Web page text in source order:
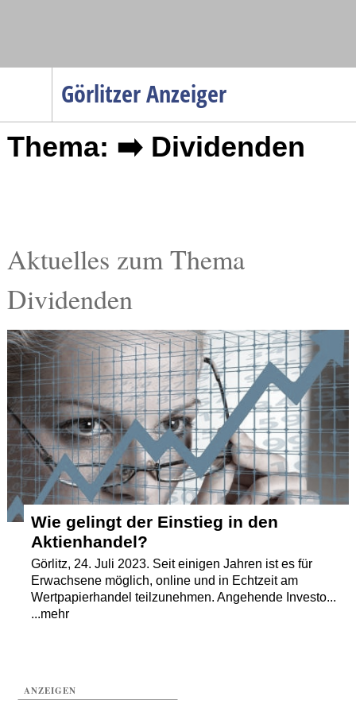
Görlitzer Anzeiger
Menüpunkte
Startseite
Verkehr
Gesundheit
Sport
Termine
Kostenlos
Thema: ➡️ Dividenden
Aktuelles zum Thema
Dividenden
Wie gelingt der Einstieg in den
Aktienhandel?
Görlitz, 24. Juli 2023. Seit einigen Jahren ist es für
Erwachsene möglich, online und in Echtzeit am
Wertpapierhandel teilzunehmen. Angehende Investo...
...mehr
ANZEIGEN